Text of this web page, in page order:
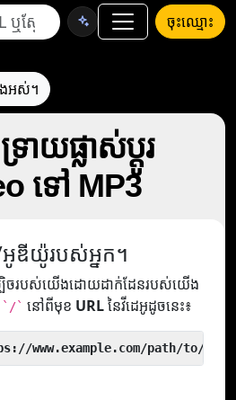
ចុះឈ្មោះ
ងអស់។
រាយផ្លាស់ប្តូរ
ទៅ MP3
/អូឌីយ៉ូរបស់អ្នក។
ចរបស់យើងដោយដាក់ដែនរបស់យើង
`/` នៅពីមុខ URLនៃវីដេអូដូចនេះ៖
www.example.com/path/to/